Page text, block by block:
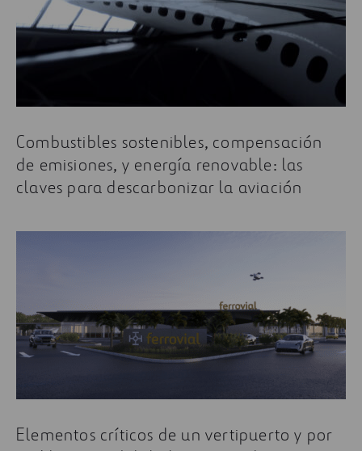
Combustibles sostenibles, compensación
de emisiones, y energía renovable: las
claves para descarbonizar la aviación
Elementos críticos de un vertipuerto y por